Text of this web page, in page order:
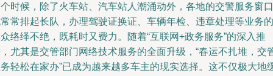
时候，除了火车站、汽车站人潮涌动外，各地的交警服务窗口
常排起长队，办理驾驶证换证、车辆年检、违章处理等业务的
络绎不绝，既耗时又费力。随着“互联网+政务服务”的深入推
尤其是交管部门网络技术服务的全面升级，“春运不扎堆，交
轻松在家办”已成为越来越多车主的现实选择。这不仅极大地